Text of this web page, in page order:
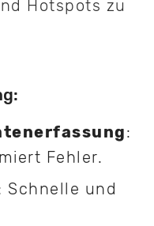
Hotspots zu
:
Fehler.
Schnelle und